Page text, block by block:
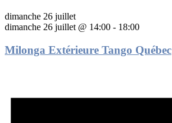
dimanche 26 juillet
dimanche 26 juillet @ 14:00 - 18:00
Milonga Extérieure Tango Québec